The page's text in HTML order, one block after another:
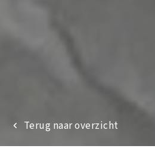
Rope access
Projecten
Terug naar overzicht